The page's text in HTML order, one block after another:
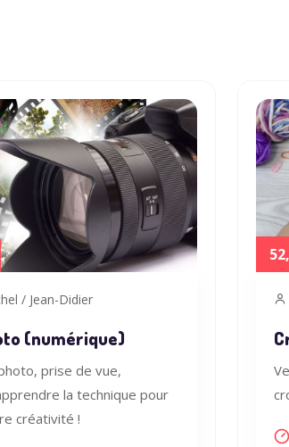
/ Jean-Didier
(numérique)
prise de vue,
la technique pour
créativité !